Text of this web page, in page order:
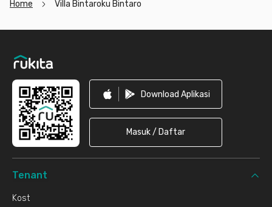
Home Villa Bintaroku Bintaro
Download Aplikasi
Masuk / Daftar
Tenant
Kost